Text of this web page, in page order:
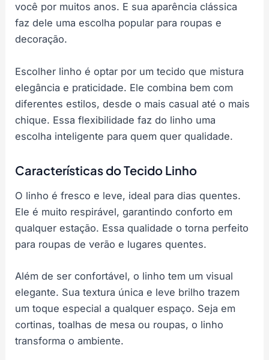
você por muitos anos. E sua aparência clássica
faz dele uma escolha popular para roupas e
decoração.
Escolher linho é optar por um tecido que mistura
elegância e praticidade. Ele combina bem com
diferentes estilos, desde o mais casual até o mais
chique. Essa flexibilidade faz do linho uma
escolha inteligente para quem quer qualidade.
Características do Tecido Linho
O linho é fresco e leve, ideal para dias quentes.
Ele é muito respirável, garantindo conforto em
qualquer estação. Essa qualidade o torna perfeito
para roupas de verão e lugares quentes.
Além de ser confortável, o linho tem um visual
elegante. Sua textura única e leve brilho trazem
um toque especial a qualquer espaço. Seja em
cortinas, toalhas de mesa ou roupas, o linho
transforma o ambiente.